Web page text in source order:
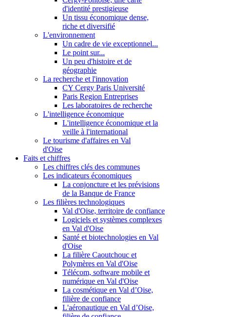
d'identité prestigieuse
Un tissu économique dense,
riche et diversifié
L'environnement
Un cadre de vie exceptionnel...
Le point sur...
Un peu d'histoire et de
géographie
La recherche et l'innovation
CY Cergy Paris Université
Paris Region Entreprises
Les laboratoires de recherche
L'intelligence économique
L'intelligence économique et la
veille à l'international
Le tourisme d'affaires en Val
d'Oise
Faits et chiffres
Les chiffres clés des communes
Les indicateurs économiques
La conjoncture et les prévisions
de la Banque de France
Les filières technologiques
Val d'Oise, territoire de confiance
Logiciels et systèmes complexes
en Val d'Oise
Santé et biotechnologies en Val
d'Oise
La filière Caoutchouc et
Polymères en Val d'Oise
Télécom, software mobile et
numérique en Val d'Oise
La cosmétique en Val d’Oise,
filière de confiance
L'aéronautique en Val d’Oise,